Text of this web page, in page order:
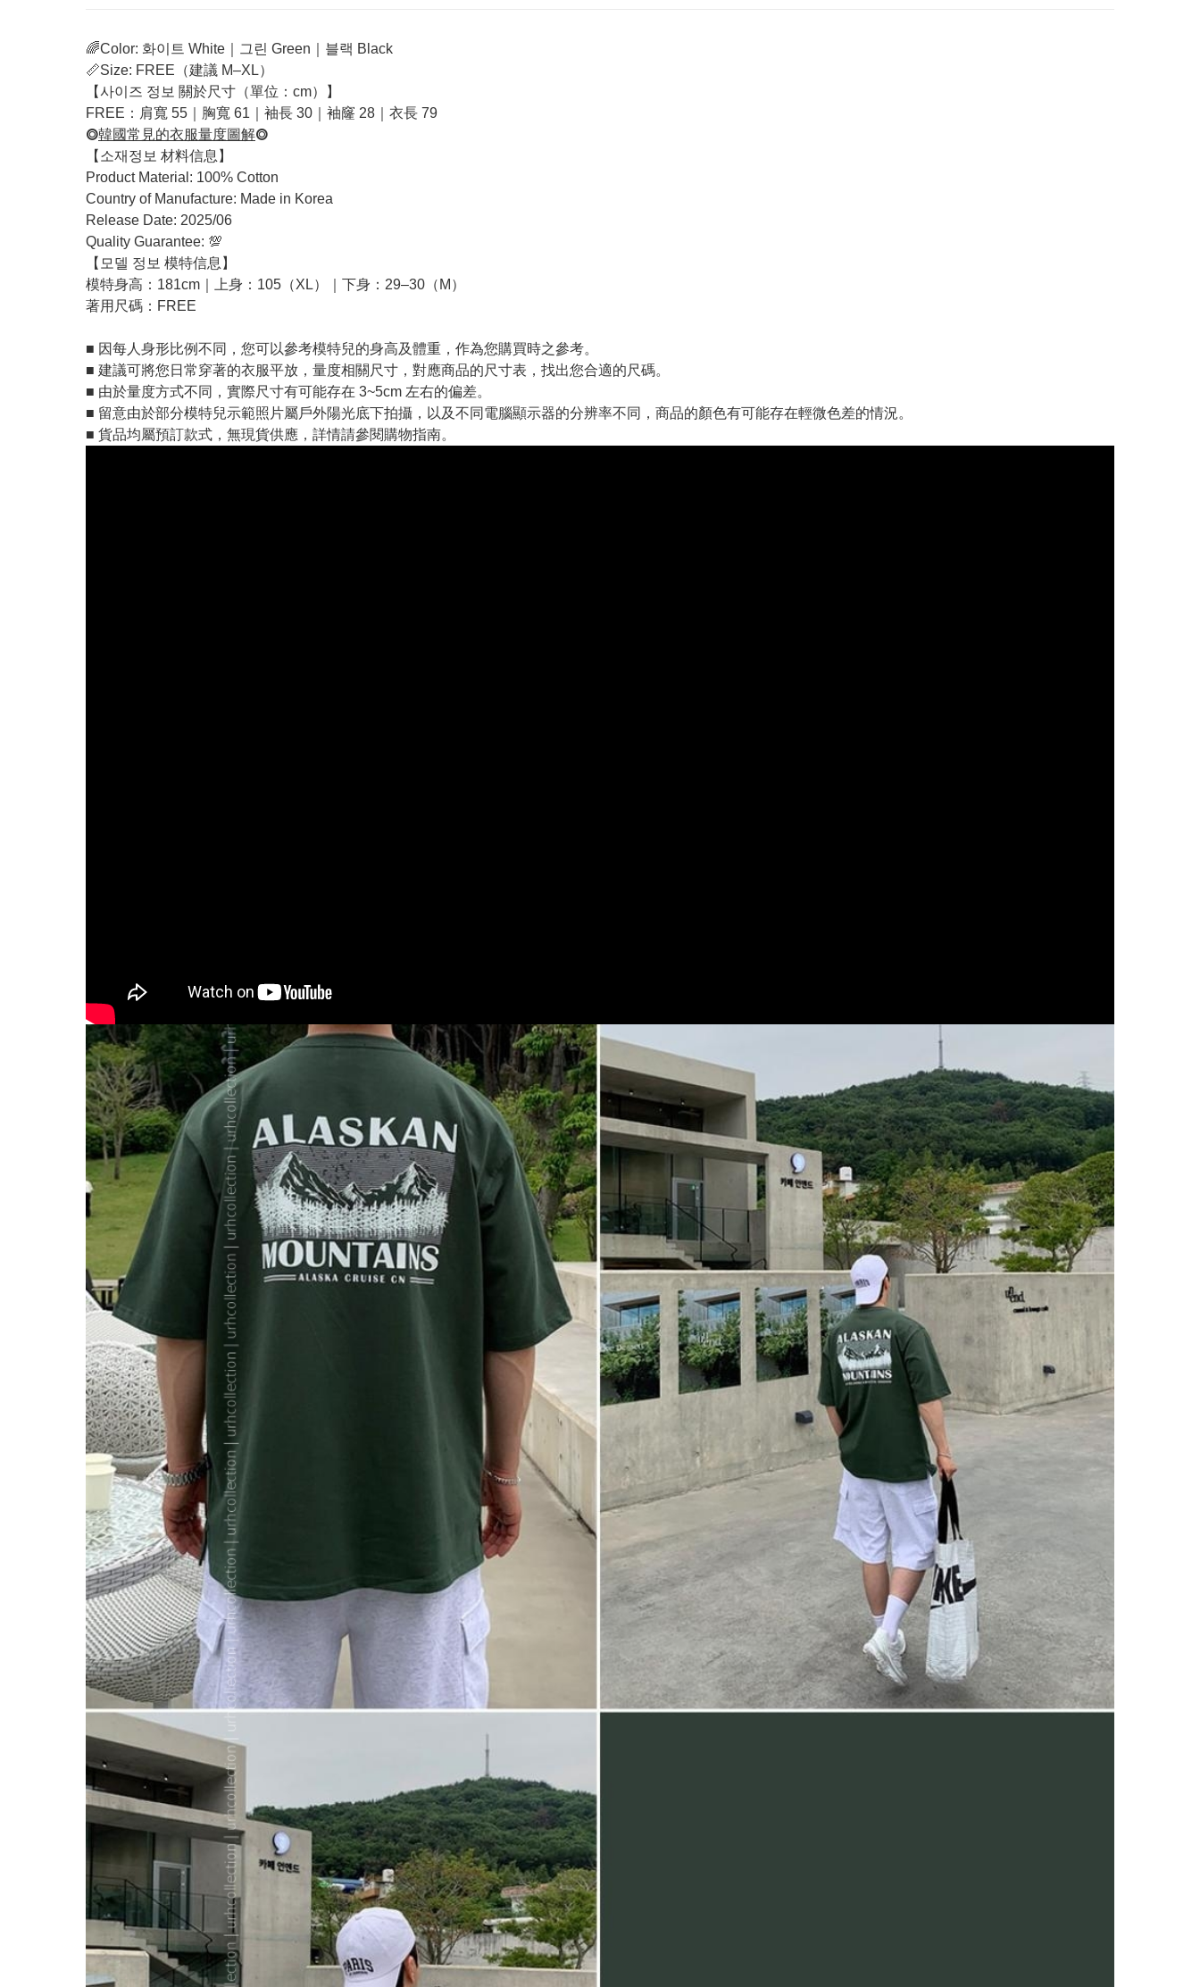
🌈Color: 화이트 White｜그린 Green｜블랙 Black
📏Size: FREE（建議 M–XL）
【사이즈 정보 關於尺寸（單位：cm）】
FREE：肩寬 55｜胸寬 61｜袖長 30｜袖窿 28｜衣長 79
⭗韓國常見的衣服量度圖解⭗
【소재정보 材料信息】
Product Material: 100% Cotton
Country of Manufacture: Made in Korea
Release Date: 2025/06
Quality Guarantee: 💯
【모델 정보 模特信息】
模特身高：181cm｜上身：105（XL）｜下身：29–30（M）
著用尺碼：FREE
■ 因每人身形比例不同，您可以參考模特兒的身高及體重，作為您購買時之參考。
■ 建議可將您日常穿著的衣服平放，量度相關尺寸，對應商品的尺寸表，找出您合適的尺碼。
■ 由於量度方式不同，實際尺寸有可能存在 3~5cm 左右的偏差。
■ 留意由於部分模特兒示範照片屬戶外陽光底下拍攝，以及不同電腦顯示器的分辨率不同，商品的顏色有可能存在輕微色差的情況。
■ 貨品均屬預訂款式，無現貨供應，詳情請參閱購物指南。